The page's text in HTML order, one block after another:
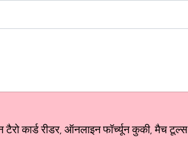
कार्ड रीडर, ऑनलाइन फॉर्च्यून कुकी, मैच टूल्स